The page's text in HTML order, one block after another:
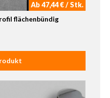
Ab 47,44 € / Stk.
flächenbündig